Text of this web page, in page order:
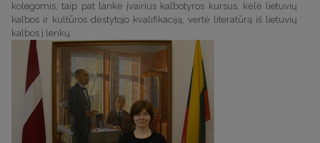
kolegomis, taip pat lankė įvairius kalbotyros kursus, kėlė lietuvių
kalbos ir kultūros dėstytojo kvalifikaciją, vertė literatūrą iš lietuvių
kalbos į lenkų.